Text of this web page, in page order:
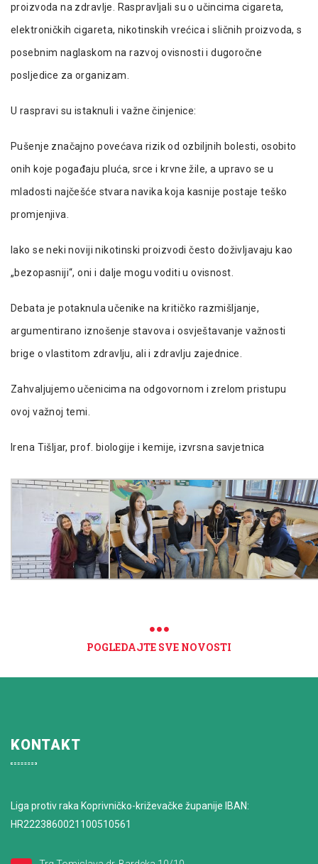
proizvoda na zdravlje. Raspravljali su o učincima cigareta,
elektroničkih cigareta, nikotinskih vrećica i sličnih proizvoda, s
posebnim naglaskom na razvoj ovisnosti i dugoročne
posljedice za organizam.
U raspravi su istaknuli i važne činjenice:
Pušenje značajno povećava rizik od ozbiljnih bolesti, osobito
onih koje pogađaju pluća, srce i krvne žile, a upravo se u
mladosti najčešće stvara navika koja kasnije postaje teško
promjenjiva.
Iako se neki noviji nikotinski proizvodi često doživljavaju kao
„bezopasniji“, oni i dalje mogu voditi u ovisnost.
Debata je potaknula učenike na kritičko razmišljanje,
argumentirano iznošenje stavova i osvještavanje važnosti
brige o vlastitom zdravlju, ali i zdravlju zajednice.
Zahvaljujemo učenicima na odgovornom i zrelom pristupu
ovoj važnoj temi.
Irena Tišljar, prof. biologije i kemije, izvrsna savjetnica
POGLEDAJTE SVE NOVOSTI
KONTAKT
Liga protiv raka Koprivničko-križevačke županije IBAN:
HR2223860021100510561